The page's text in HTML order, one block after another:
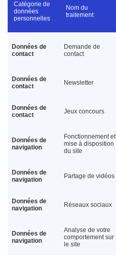
Catégorie de
données
personnelles
Nom du
traitement
Données de
contact
Demande de
contact
Données de
contact
Newsletter
Données de
contact
Jeux concours
Données de
navigation
Fonctionnement et
mise à disposition
du site
Données de
navigation
Partage de vidéos
Données de
navigation
Réseaux sociaux
Données de
navigation
Analyse de votre
comportement sur
le site